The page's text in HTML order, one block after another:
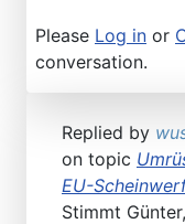
Please Log in or
conversation.
Replied by
on topic
EU-
Stimmt